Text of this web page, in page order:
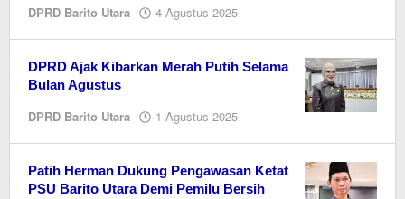
DPRD Barito Utara 4 Agustus 2025
DPRD Ajak Kibarkan Merah Putih Selama
Bulan Agustus
DPRD Barito Utara 1 Agustus 2025
Patih Herman Dukung Pengawasan Ketat
PSU Barito Utara Demi Pemilu Bersih